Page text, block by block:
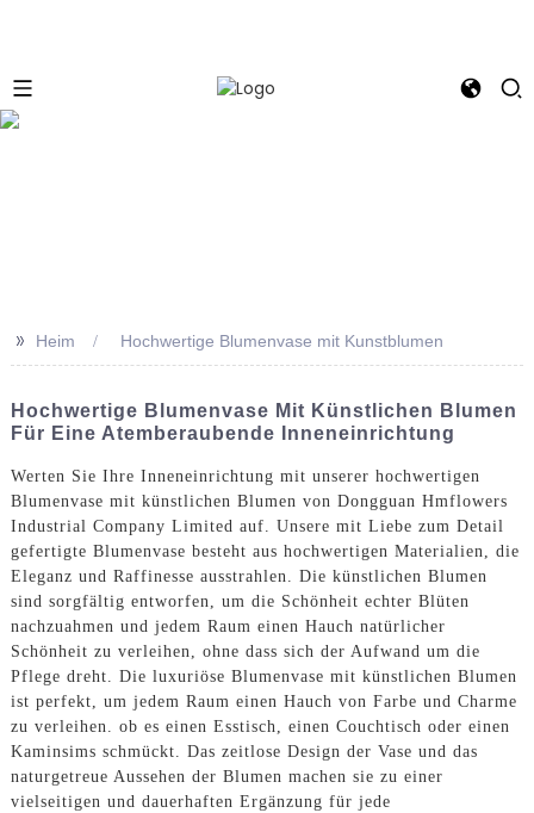
>> Heim Hochwertige Blumenvase mit Kunstblumen
Hochwertige Blumenvase Mit Künstlichen Blumen
Für Eine Atemberaubende Inneneinrichtung
Werten Sie Ihre Inneneinrichtung mit unserer hochwertigen
Blumenvase mit künstlichen Blumen von Dongguan Hmflowers
Industrial Company Limited auf. Unsere mit Liebe zum Detail
gefertigte Blumenvase besteht aus hochwertigen Materialien, die
Eleganz und Raffinesse ausstrahlen. Die künstlichen Blumen
sind sorgfältig entworfen, um die Schönheit echter Blüten
nachzuahmen und jedem Raum einen Hauch natürlicher
Schönheit zu verleihen, ohne dass sich der Aufwand um die
Pflege dreht. Die luxuriöse Blumenvase mit künstlichen Blumen
ist perfekt, um jedem Raum einen Hauch von Farbe und Charme
zu verleihen. ob es einen Esstisch, einen Couchtisch oder einen
Kaminsims schmückt. Das zeitlose Design der Vase und das
naturgetreue Aussehen der Blumen machen sie zu einer
vielseitigen und dauerhaften Ergänzung für jede